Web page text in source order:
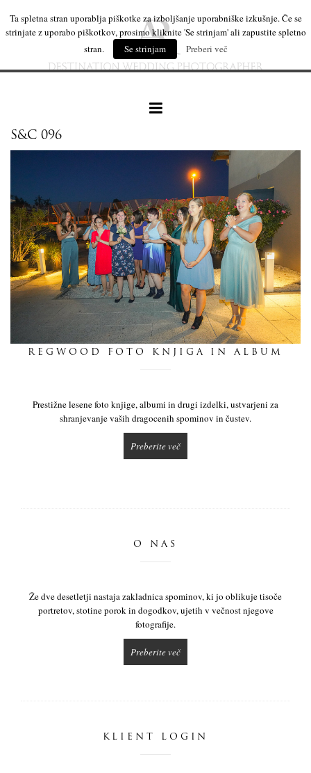
leseni izdelki
mi
dnevnik
S&C 096
REGWOOD FOTO KNJIGA IN ALBUM
Prestižne lesene foto knjige, albumi in drugi izdelki, ustvarjeni za
shranjevanje vaših dragocenih spominov in čustev.
Preberite več
O NAS
Že dve desetletji nastaja zakladnica spominov, ki jo oblikuje tisoče
portretov, stotine porok in dogodkov, ujetih v večnost njegove
fotografije.
Preberite več
KLIENT LOGIN
Ta spletna stran uporablja piškotke za izboljšanje uporabniške izkušnje. Če se
strinjate z uporabo piškotkov, prosimo kliknite 'Se strinjam' ali zapustite spletno
stran.
Se strinjam Preberi več